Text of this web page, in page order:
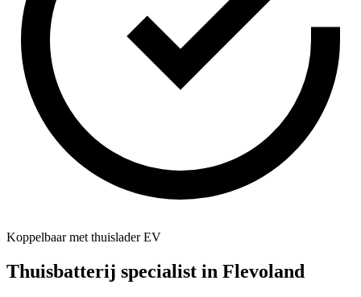
Koppelbaar met thuislader EV
Thuisbatterij specialist in Flevoland